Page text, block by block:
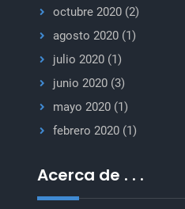
octubre 2020(2)
agosto 2020(1)
julio 2020(1)
junio 2020(3)
mayo 2020(1)
febrero 2020(1)
Acerca de . . .